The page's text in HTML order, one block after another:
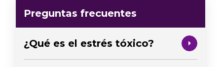
Preguntas frecuentes
¿Qué es el estrés tóxico?